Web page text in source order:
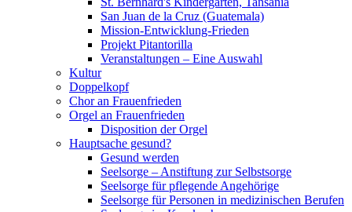
San Juan de la Cruz (Guatemala)
Mission-Entwicklung-Frieden
Projekt Pitantorilla
Veranstaltungen – Eine Auswahl
Kultur
Doppelkopf
Chor an Frauenfrieden
Orgel an Frauenfrieden
Disposition der Orgel
Hauptsache gesund?
Gesund werden
Seelsorge – Anstiftung zur Selbstsorge
Seelsorge für pflegende Angehörige
Seelsorge für Personen in medizinischen Berufen